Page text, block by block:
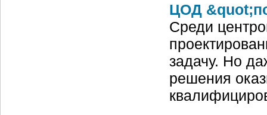
ЦОД
Среди
задачу. Но
решения